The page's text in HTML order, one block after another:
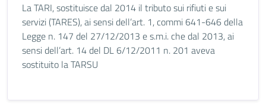
La TARI, sostituisce dal 2014 il tributo sui rifiuti e sui
servizi (TARES), ai sensi dell’art. 1, commi 641-646 della
Legge n. 147 del 27/12/2013 e s.m.i. che dal 2013, ai
sensi dell’art. 14 del DL 6/12/2011 n. 201 aveva
sostituito la TARSU